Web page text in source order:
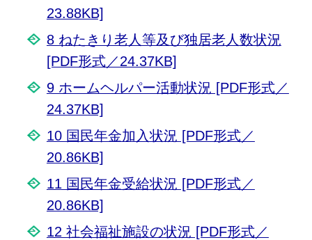
23.88KB]
8 ねたきり老人等及び独居老人数状況
[PDF形式／24.37KB]
9 ホームヘルパー活動状況 [PDF形式／
24.37KB]
10 国民年金加入状況 [PDF形式／
20.86KB]
11 国民年金受給状況 [PDF形式／
20.86KB]
12 社会福祉施設の状況 [PDF形式／